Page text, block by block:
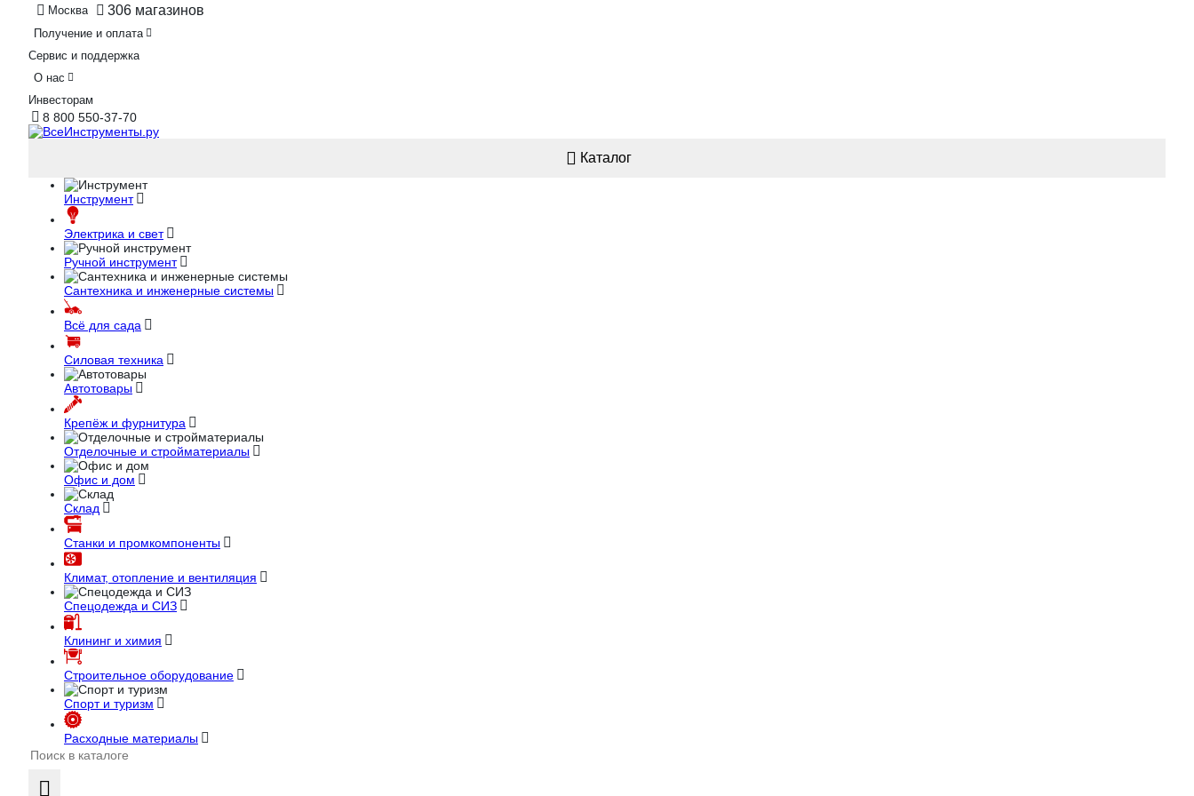
Москва 306 магазинов
Получение и оплата
Сервис и поддержка
О нас
Инвесторам
8 800 550-37-70
Каталог
Инструмент
Электрика и свет
Ручной инструмент
Сантехника и инженерные системы
Всё для сада
Силовая техника
Автотовары
Крепёж и фурнитура
Отделочные и стройматериалы
Офис и дом
Склад
Станки и промкомпоненты
Климат, отопление и вентиляция
Спецодежда и СИЗ
Клининг и химия
Строительное оборудование
Спорт и туризм
Расходные материалы